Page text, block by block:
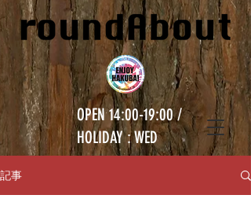
OPEN 14:00-19:00 /
HOLIDAY : WED
記事